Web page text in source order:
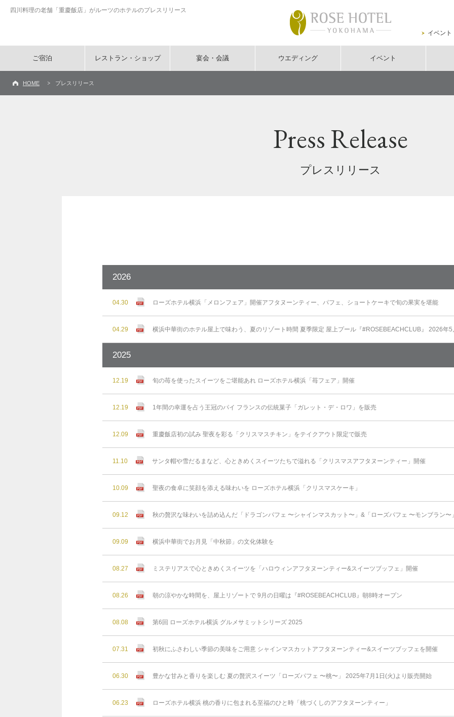
四川料理の老舗「重慶飯店」がルーツのホテルのプレスリリース
イベント
ご宿泊 レストラン・ショップ 宴会・会議 ウエディング イベント
HOME プレスリリース
Press Release
プレスリリース
2026
04.30 ローズホテル横浜「メロンフェア」開催アフタヌーンティー、パフェ、ショートケーキで旬の果実を堪能
04.29 横浜中華街のホテル屋上で味わう、夏のリゾート時間 夏季限定 屋上プール『#ROSEBEACHCLUB』 2026年
2025
12.19 旬の苺を使ったスイーツをご堪能あれ ローズホテル横浜「苺フェア」開催
12.19 1年間の幸運を占う王冠のパイ フランスの伝統菓子「ガレット・デ・ロワ」を販売
12.09 重慶飯店初の試み 聖夜を彩る「クリスマスチキン」をテイクアウト限定で販売
11.10 サンタ帽や雪だるまなど、心ときめくスイーツたちで溢れる「クリスマスアフタヌーンティー」開催
10.09 聖夜の食卓に笑顔を添える味わいを ローズホテル横浜「クリスマスケーキ」
09.12 秋の贅沢な味わいを詰め込んだ「ドラゴンパフェ 〜シャインマスカット〜」&「ローズパフェ 〜モンブラン〜
09.09 横浜中華街でお月見「中秋節」の文化体験を
08.27 ミステリアスで心ときめくスイーツを「ハロウィンアフタヌーンティー&スイーツブッフェ」開催
08.26 朝の涼やかな時間を、屋上リゾートで 9月の日曜は『#ROSEBEACHCLUB』朝8時オープン
08.08 第6回 ローズホテル横浜 グルメサミットシリーズ 2025
07.31 初秋にふさわしい季節の美味をご用意 シャインマスカットアフタヌーンティー&スイーツブッフェを開催
06.30 豊かな⽢みと⾹りを楽しむ 夏の贅沢スイーツ「ローズパフェ 〜桃〜」 2025年7⽉1⽇(⽕)より販売開始
06.23 ローズホテル横浜 桃の香りに包まれる至福のひと時「桃づくしのアフタヌーンティー」